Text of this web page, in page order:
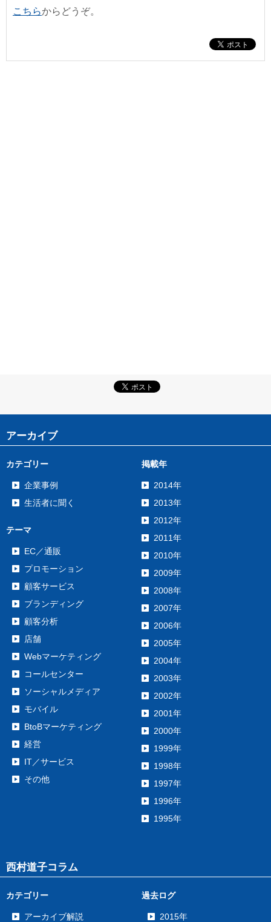
こちらからどうぞ。
アーカイブ
カテゴリー
企業事例
生活者に聞く
テーマ
EC／通販
プロモーション
顧客サービス
ブランディング
顧客分析
店舗
Webマーケティング
コールセンター
ソーシャルメディア
モバイル
BtoBマーケティング
経営
IT／サービス
その他
掲載年
2014年
2013年
2012年
2011年
2010年
2009年
2008年
2007年
2006年
2005年
2004年
2003年
2002年
2001年
2000年
1999年
1998年
1997年
1996年
1995年
西村道子コラム
カテゴリー
アーカイブ解説
過去ログ
2015年